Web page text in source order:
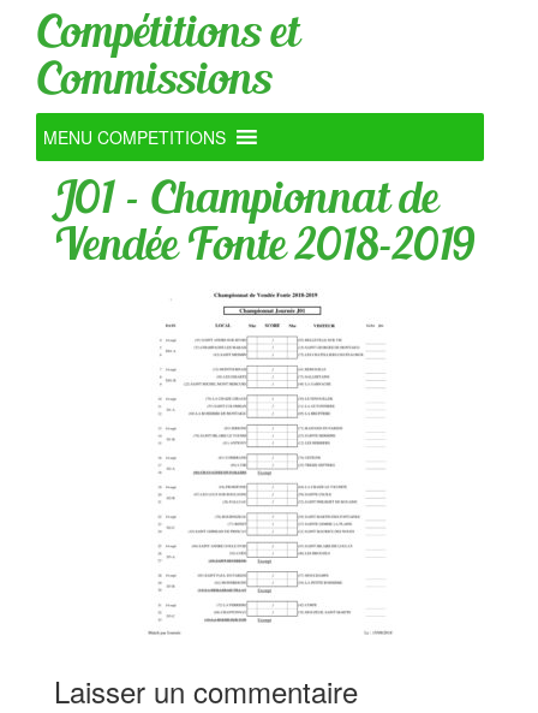
Compétitions et
Commissions
MENU COMPETITIONS
J01 – Championnat de
Vendée Fonte 2018-2019
Laisser un commentaire